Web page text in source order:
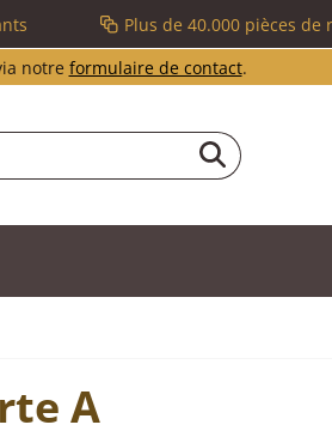
Plus de 40.000 pièces
notre formulaire de contact.
A